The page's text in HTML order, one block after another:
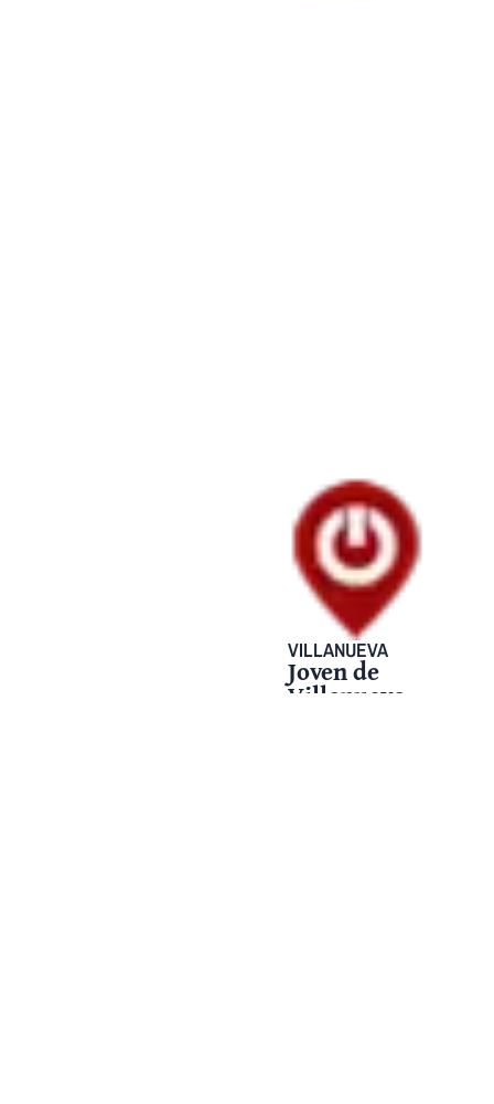
VILLANUEVA
Joven de
Villanueva